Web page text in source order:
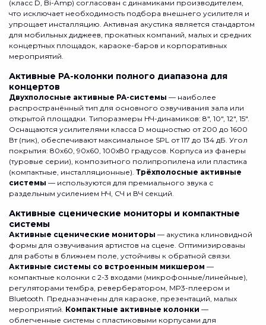
(класс D, Bi-Amp) согласован с динамиками производителем,
что исключает необходимость подбора внешнего усилителя и
упрощает инсталляцию. Активная акустика является стандартом
для мобильных диджеев, прокатных компаний, малых и средних
концертных площадок, караоке-баров и корпоративных
мероприятий.
Активные PA-колонки полного диапазона для
концертов
Двухполосные активные PA-системы — наиболее
распространённый тип для основного озвучивания зала или
открытой площадки. Типоразмеры НЧ-динамиков: 8", 10", 12", 15".
Оснащаются усилителями класса D мощностью от 200 до 1600
Вт (пик), обеспечивают максимальное SPL от 117 до 134 дБ. Угол
покрытия: 80x60, 90x60, 100x80 градусов. Корпуса из фанеры
(туровые серии), композитного полипропилена или пластика
(компактные, инсталляционные). Трёхполосные активные
системы — используются для премиального звука с
раздельным усилением НЧ, СЧ и ВЧ секций.
Активные сценические мониторы и компактные
системы
Активные сценические мониторы — акустика клиновидной
формы для озвучивания артистов на сцене. Оптимизированы
для работы в ближнем поле, устойчивы к обратной связи.
Активные системы со встроенным микшером —
компактные колонки с 2-3 входами (микрофонные/линейные),
регуляторами тембра, ревербератором, MP3-плеером и
Bluetooth. Предназначены для караоке, презентаций, малых
мероприятий. Компактные активные колонки —
облегченные системы с пластиковыми корпусами для